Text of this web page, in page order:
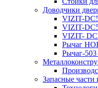
Доводчики
VIZIT-
VIZIT-
VIZIT-
Рычаг
Рычаг-
Запасные